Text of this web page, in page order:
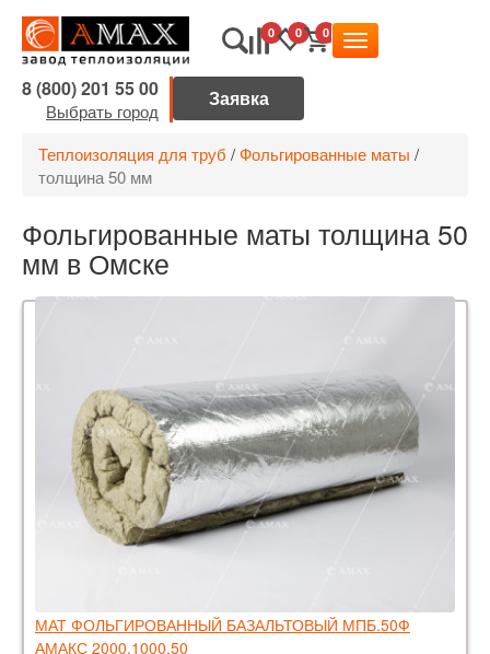
0 0 0
8 (800) 201 55 00
Выбрать город
Теплоизоляция для труб /Фольгированные маты /
толщина 50 мм
Фольгированные маты толщина 50
мм в Омске
МАТ ФОЛЬГИРОВАННЫЙ БАЗАЛЬТОВЫЙ МПБ.50Ф
АМАКС 2000.1000.50